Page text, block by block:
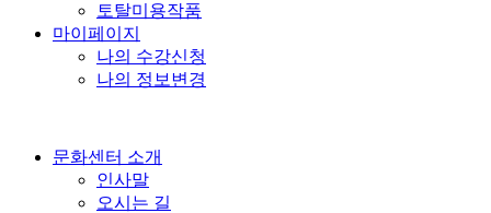
토탈미용작품
마이페이지
나의 수강신청
나의 정보변경
문화센터 소개
인사말
오시는 길